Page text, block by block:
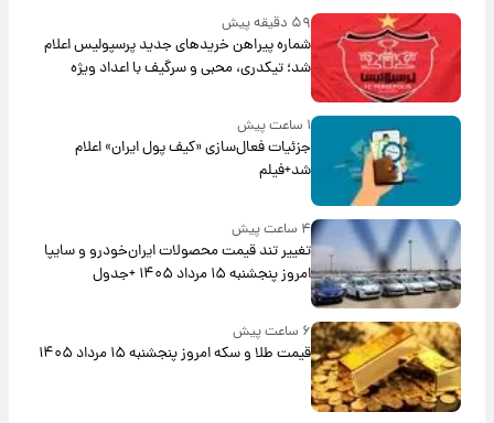
۵۹ دقیقه پیش
شماره پیراهن خریدهای جدید پرسپولیس اعلام
شد؛ تیکدری، محبی و سرگیف با اعداد ویژه
۱ ساعت پیش
جزئیات فعال‌سازی «کیف پول ایران» اعلام
شد+فیلم
۴ ساعت پیش
تغییر تند قیمت محصولات ایران‌خودرو و سایپا
امروز پنجشنبه ۱۵ مرداد ۱۴۰۵ +جدول
۶ ساعت پیش
قیمت طلا و سکه امروز پنجشنبه ۱۵ مرداد ۱۴۰۵